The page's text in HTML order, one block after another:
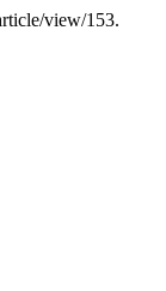
view/153.